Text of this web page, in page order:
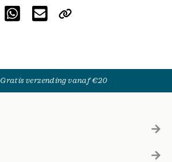
Gratis verzending vanaf €20